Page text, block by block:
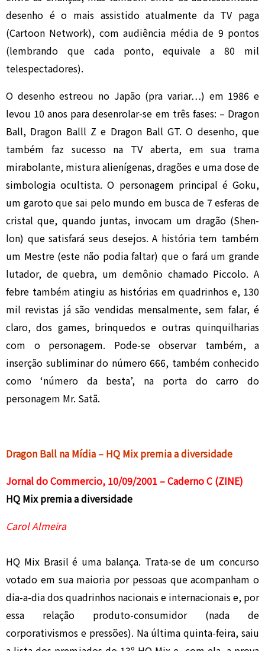
desenho é o mais assistido atualmente da TV paga
(Cartoon Network), com audiência média de 9 pontos
(lembrando que cada ponto, equivale a 80 mil
telespectadores).
O desenho estreou no Japão (pra variar…) em 1986 e
levou 10 anos para desenrolar-se em três fases: – Dragon
Ball, Dragon Balll Z e Dragon Ball GT. O desenho, que
também faz sucesso na TV aberta, em sua trama
mirabolante, mistura alienígenas, dragões e uma dose de
simbologia ocultista. O personagem principal é Goku,
um garoto que sai pelo mundo em busca de 7 esferas de
cristal que, quando juntas, invocam um dragão (Shen-
lon) que satisfará seus desejos. A história tem também
um Mestre (este não podia faltar) que o fará um grande
lutador, de quebra, um demônio chamado Piccolo. A
febre também atingiu as histórias em quadrinhos e, 130
mil revistas já são vendidas mensalmente, sem falar, é
claro, dos games, brinquedos e outras quinquilharias
com o personagem. Pode-se observar também, a
inserção subliminar do número 666, também conhecido
como ‘número da besta’, na porta do carro do
personagem Mr. Satã.
Dragon Ball na Mídia – HQ Mix premia a diversidade
Jornal do Commercio, 10/09/2001 – Caderno C (ZINE)
HQ Mix premia a diversidade
Carol Almeira
HQ Mix Brasil é uma balança. Trata-se de um concurso
votado em sua maioria por pessoas que acompanham o
dia-a-dia dos quadrinhos nacionais e internacionais e, por
essa relação produto-consumidor (nada de
corporativismos e pressões). Na última quinta-feira, saiu